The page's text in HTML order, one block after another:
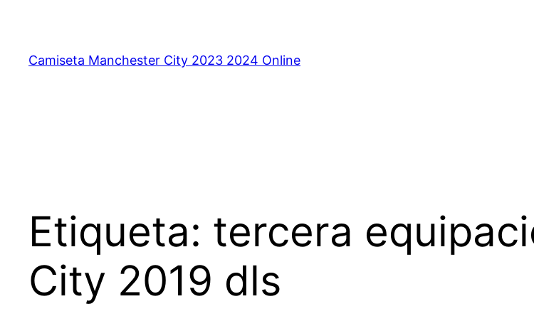
contenido
Camiseta Manchester City 2023 2024 Online
Etiqueta: tercera
City 2019 dls